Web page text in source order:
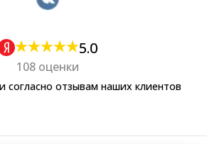
5.0
108 оценки
согласно отзывам наших клиентов